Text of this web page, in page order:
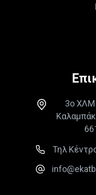
3ο ΧΛΜ
Τηλ